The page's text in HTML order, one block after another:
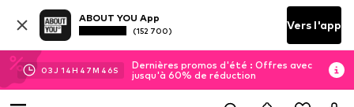
ABOUT YOU App
(152 700) Vers l'app
03J 14H 47M 45S
Dernières promos d'été : Offres avec
jusqu'à 60% de réduction